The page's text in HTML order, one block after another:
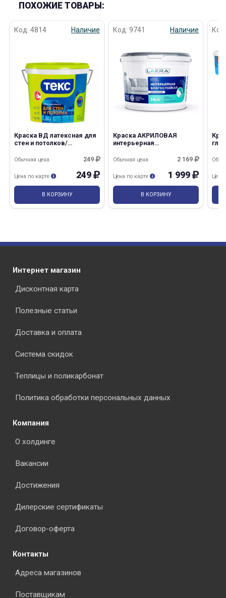
ПОХОЖИЕ ТОВАРЫ:
Код: 4814 Наличие
Краска ВД латексная для
стен и потолков/
Универсал/18 Текс
249
Обычная цена
249
Цена по карте
В КОРЗИНУ
Код: 9741 Наличие
Краска АКРИЛОВАЯ
интерьерная
белоснежная 14,0кг Лакра
2 169
Обычная цена
1 999
Цена по карте
В КОРЗИНУ
Цена
Интернет магазин
Дисконтная карта
Полезные статьи
Доставка и оплата
Система скидок
Теплицы и поликарбонат
Политика обработки персональных данных
Компания
О холдинге
Вакансии
Достижения
Дилерские сертификаты
Договор-оферта
Контакты
Адреса магазинов
Поставщикам